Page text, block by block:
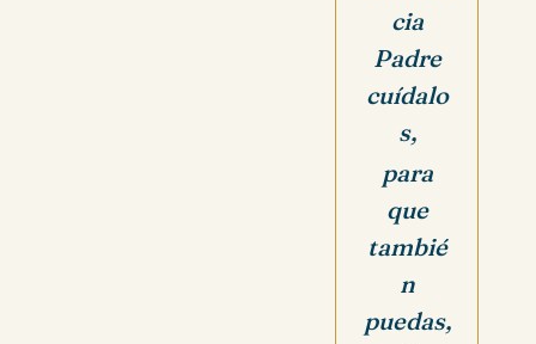
cia
Padre
cuídalo
s,
para
que
tambié
n
puedas,